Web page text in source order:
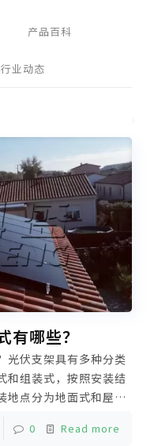
产品百科
行业动态
有哪些？
光伏支架具有多种分类
和组装式，按照安装结
地点分为地面式和屋面
构成大体相似，都包括
件等部分。
0 Read more